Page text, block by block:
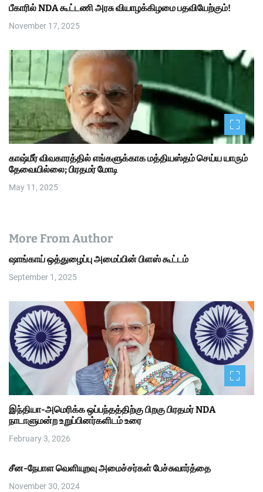
பீகாரில் NDA கூட்டணி அரசு வியாழக்கிழமை பதவியேற்கும்!
November 17, 2025
காஷ்மீர் விவகாரத்தில் எங்களுக்காக மத்தியஸ்தம் செய்ய யாரும்
தேவையில்லை; பிரதமர் மோடி
May 11, 2025
More From Author
ஷாங்காய் ஒத்துழைப்பு அமைப்பின் பிளஸ் கூட்டம்
September 1, 2025
இந்தியா-அமெரிக்க ஒப்பந்தத்திற்கு பிறகு பிரதமர் NDA
நாடாளுமன்ற உறுப்பினர்களிடம் உரை
February 3, 2026
சீன-நேபாள வெளியுறவு அமைச்சர்கள் பேச்சுவார்த்தை
November 30, 2024